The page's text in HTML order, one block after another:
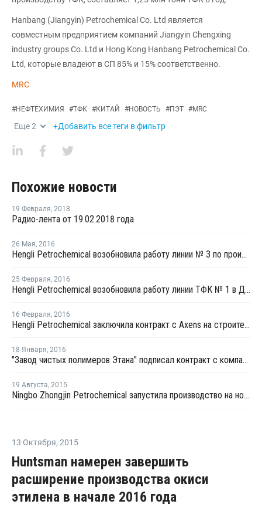
Hanbang (Jiangyin) Petrochemical Co. Ltd является
совместным предприятием компаний Jiangyin Chengxing
industry groups Co. Ltd и Hong Kong Hanbang Petrochemical Co.
Ltd, которые владеют в СП 85% и 15% соответственно.
MRC
#НЕФТЕХИМИЯ #ТФК #КИТАЙ #НОВОСТЬ #ПЭТ #MRC
Еще2 +Добавить все теги в фильтр
Похожие новости
19 Февраля, 2018
Радио-лента от 19.02.2018 года
26 Мая, 2016
Hengli Petrochemical возобновила работу линии № 3 по производству ТФК в Китае
25 Февраля, 2016
Hengli Petrochemical возобновила работу линии ТФК № 1 в Даляне
16 Февраля, 2016
Hengli Petrochemical заключила контракт с Axens на строительство завода параксилола
18 Января, 2016
"Завод чистых полимеров Этана" подписал контракт с компанией из КНР по комплексу ПЭТ
19 Августа, 2015
Ningbo Zhongjin Petrochemical запустила производство на новом заводе параксилола в Китае
13 Октября, 2015
Huntsman намерен завершить
расширение производства окиси
этилена в начале 2016 года